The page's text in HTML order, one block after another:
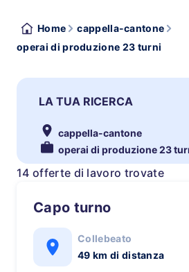
Home
cappella-cantone
operai di produzione 23 turni
LA TUA RICERCA
cappella-cantone
operai di produzione 23
14 offerte di lavoro trovate
Capo turno
Collebeato
49 km di distanza